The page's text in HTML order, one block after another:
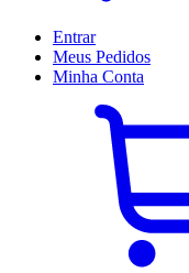
Entrar
Meus Pedidos
Minha Conta